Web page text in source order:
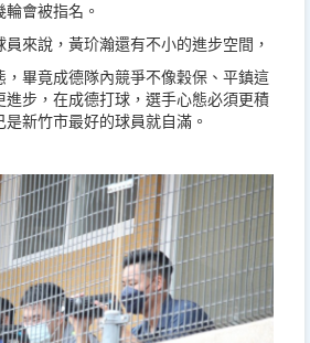
會被指名。
來說，黃玠瀚還有不小的進步空間，
，畢竟成德隊內競爭不像穀保、平鎮這
進步，在成德打球，選手心態必須更積
新竹市最好的球員就自滿。